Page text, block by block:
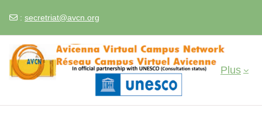
Passer au contenu principal
: secretriat@avcn.org
Plus